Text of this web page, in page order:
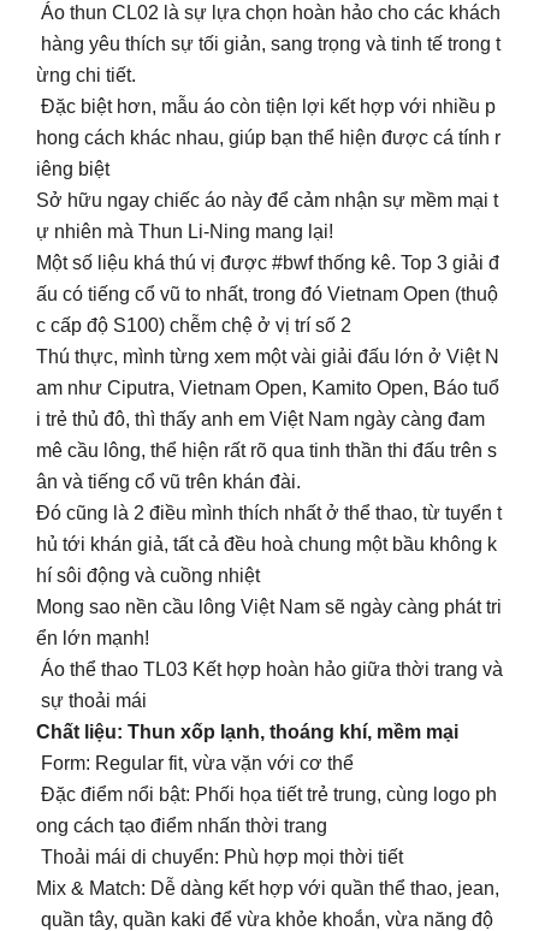
Áo thun CL02 là sự lựa chọn hoàn hảo cho các khách
hàng yêu thích sự tối giản, sang trọng và tinh tế trong t
ừng chi tiết.
Đặc biệt hơn, mẫu áo còn tiện lợi kết hợp với nhiều p
hong cách khác nhau, giúp bạn thể hiện được cá tính r
iêng biệt
Sở hữu ngay chiếc áo này để cảm nhận sự mềm mại t
ự nhiên mà Thun Li-Ning mang lại!
Một số liệu khá thú vị được #bwf thống kê. Top 3 giải đ
ấu có tiếng cổ vũ to nhất, trong đó Vietnam Open (thuộ
c cấp độ S100) chễm chệ ở vị trí số 2
Thú thực, mình từng xem một vài giải đấu lớn ở Việt N
am như Ciputra, Vietnam Open, Kamito Open, Báo tuổ
i trẻ thủ đô, thì thấy anh em Việt Nam ngày càng đam
mê cầu lông, thể hiện rất rõ qua tinh thần thi đấu trên s
ân và tiếng cổ vũ trên khán đài.
Đó cũng là 2 điều mình thích nhất ở thể thao, từ tuyển t
hủ tới khán giả, tất cả đều hoà chung một bầu không k
hí sôi động và cuồng nhiệt
Mong sao nền cầu lông Việt Nam sẽ ngày càng phát tri
ển lớn mạnh!
Áo thể thao TL03 Kết hợp hoàn hảo giữa thời trang và
sự thoải mái
Chất liệu: Thun xốp lạnh, thoáng khí, mềm mại
Form: Regular fit, vừa vặn với cơ thể
Đặc điểm nổi bật: Phối họa tiết trẻ trung, cùng logo ph
ong cách tạo điểm nhấn thời trang
Thoải mái di chuyển: Phù hợp mọi thời tiết
Mix & Match: Dễ dàng kết hợp với quần thể thao, jean,
quần tây, quần kaki để vừa khỏe khoắn, vừa năng độ